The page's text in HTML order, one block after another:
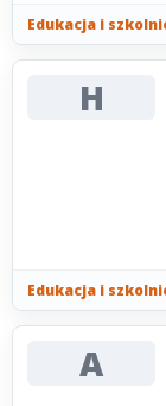
Edukacja i
H
Edukacja i
A